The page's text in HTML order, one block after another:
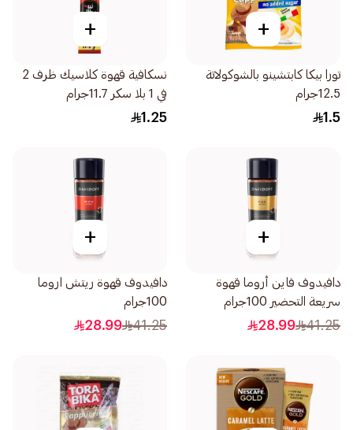
+
تورا بيكا كابتشينو بالشوكولاتة
12.5جرام
1.5
+
نسكافية قهوة كلاسيك ظرف 2
في 1 بلا سكر 11.7جرام
1.25
+
دافيدوف فاين أروما قهوة
سريعة التحضير 100جرام
41.25
28.99
+
دافيدوف قهوة ريتش اروما
100جرام
41.25
28.99